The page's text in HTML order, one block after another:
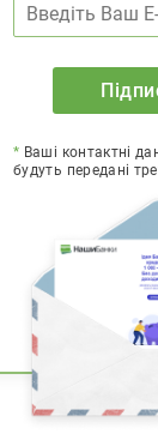
* Ваші контактні
будуть передані